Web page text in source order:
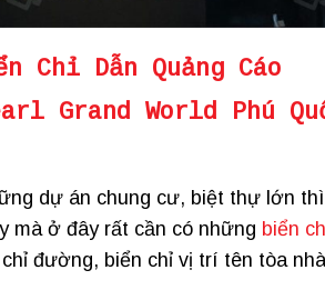
Chỉ Dẫn Quảng Cáo
Grand World Phú
dự án chung cư, biệt thự lớn
mà ở đây rất cần có những biển
đường, biển chỉ vị trí tên tòa